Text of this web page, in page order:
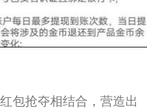
包抢夺相结合，营造出